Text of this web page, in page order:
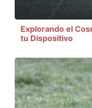
Explorando el
tu Dispositivo